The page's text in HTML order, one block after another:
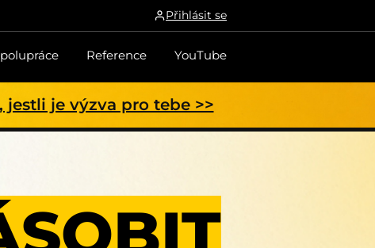
Přihlásit se
Reference YouTube
je výzva pro tebe >>